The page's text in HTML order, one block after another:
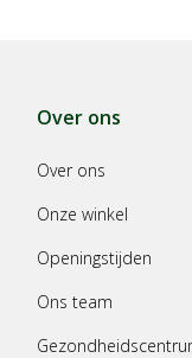
Over ons
Over ons
Onze winkel
Openingstijden
Ons team